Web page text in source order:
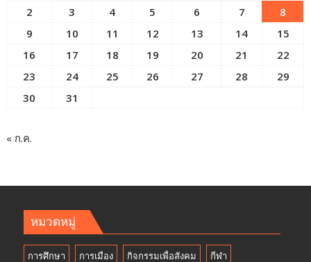
2
3 4 5 6 7
8
9
10 11 12 13 14
15
16
17 18 19 20 21
22
23
24 25 26 27 28
29
30
31
« ก.ค.
หมวดหมู่
การศึกษา การเมือง กิจกรรมเพื่อสังคม กีฬา